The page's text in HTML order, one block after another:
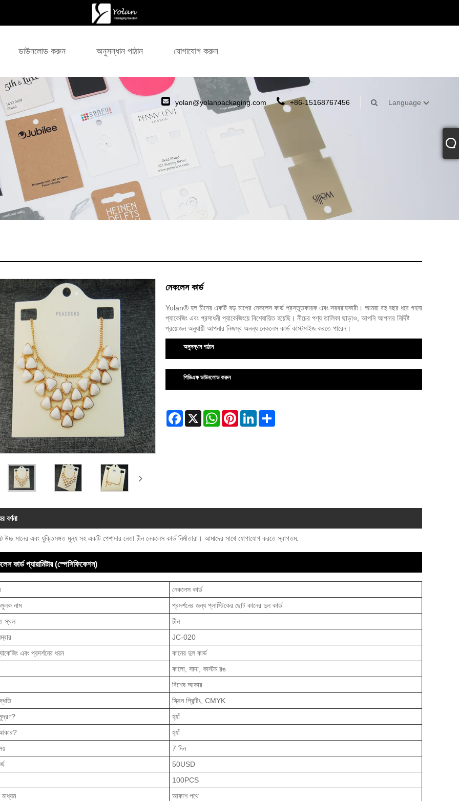
ডাউনলোড করুন অনুসন্ধান পাঠান যোগাযোগ করুন
yolan@yolanpackaging.com +86-15168767456 Language
নেকলেস কার্ড
Yolan® হল চীনের একটি বড় মাপের নেকলেস কার্ড প্রস্তুতকারক এবং সরবরাহকারী। আমরা বহু বছর ধরে গহনা
প্যাকেজিং এবং প্রসাধনী প্যাকেজিংয়ে বিশেষায়িত হয়েছি। নীচের পণ্য তালিকা ছাড়াও, আপনি আপনার নির্দিষ্ট
প্রয়োজন অনুযায়ী আপনার নিজস্ব অনন্য নেকলেস কার্ড কাস্টমাইজ করতে পারেন।
অনুসন্ধান পাঠান
পিডিএফ ডাউনলোড করুন
Facebook
X WhatsAppPinterestLinkedInShare
বর্ণনা
মানের এবং যুক্তিসঙ্গত মূল্য সহ একটি পেশাদার নেতা চীন নেকলেস কার্ড নির্মাতারা। আমাদের সাথে যোগাযোগ করতে স্বাগতম.
কার্ড প্যারামিটার (স্পেসিফিকেশন)
নেকলেস কার্ড
নাম
প্রদর্শনের জন্য প্লাস্টিকের ছোট কানের দুল কার্ড
স্থল
চীন
JC-020
এবং প্রদর্শনের ধরন
কানের দুল কার্ড
কালো, সাদা, কাস্টম রঙ
বিশেষ আকার
স্ক্রিন প্রিন্টিং, CMYK
হ্যাঁ
হ্যাঁ
7 দিন
50USD
100PCS
আকাশ পথে